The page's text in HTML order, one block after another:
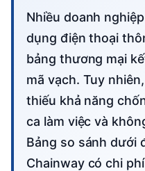
Nhiều doanh nghiệp logistics Việt vẫn sử
dụng điện thoại
bảng thương mại
mã vạch. Tuy
thiếu khả năng
ca làm việc và
Bảng so sánh dưới
Chainway có chi